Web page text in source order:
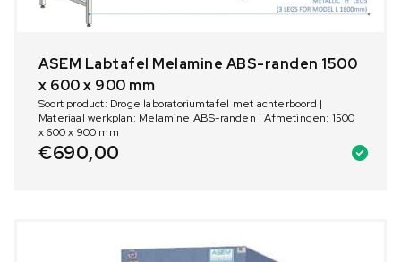
ASEM Labtafel Melamine ABS-randen 1500
x 600 x 900 mm
Soort product: Droge laboratoriumtafel met achterboord |
Materiaal werkplan: Melamine ABS-randen | Afmetingen: 1500
x 600 x 900 mm
€690,00